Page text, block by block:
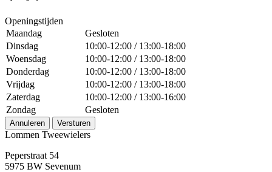
Openingstijden
Maandag
Gesloten
Dinsdag
10:00-12:00 / 13:00-18:00
Woensdag
10:00-12:00 / 13:00-18:00
Donderdag
10:00-12:00 / 13:00-18:00
Vrijdag
10:00-12:00 / 13:00-18:00
Zaterdag
10:00-12:00 / 13:00-16:00
Zondag
Gesloten
Annuleren Versturen
Lommen Tweewielers
Peperstraat 54
5975 BW Sevenum